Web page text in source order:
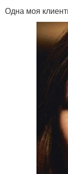
Одна моя